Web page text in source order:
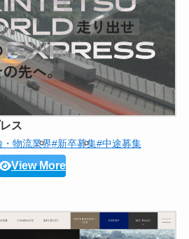
ス
・物流業界#新卒募集#中途募集
View More